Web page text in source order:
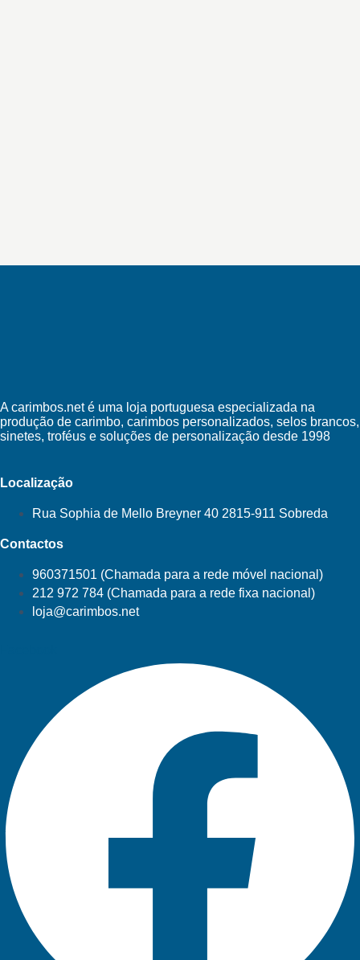
A carimbos.net é uma loja portuguesa especializada na
produção de carimbo, carimbos personalizados, selos brancos,
sinetes, troféus e soluções de personalização desde 1998
Localização
Rua Sophia de Mello Breyner 40 2815-911 Sobreda
Contactos
960371501 (Chamada para a rede móvel nacional)
212 972 784 (Chamada para a rede fixa nacional)
loja@carimbos.net